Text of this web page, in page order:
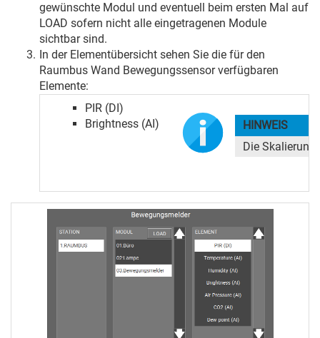
gewünschte Modul und eventuell beim ersten Mal auf
LOAD sofern nicht alle eingetragenen Module
sichtbar sind.
In der Elementübersicht sehen Sie die für den
Raumbus Wand Bewegungssensor verfügbaren
Elemente:
PIR (DI)
Brightness (AI)
HINWEIS
Die